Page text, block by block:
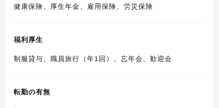
健康保険、厚生年金、雇用保険、労災保険
福利厚生
制服貸与、職員旅行（年1回）、忘年会、歓迎会
転勤の有無